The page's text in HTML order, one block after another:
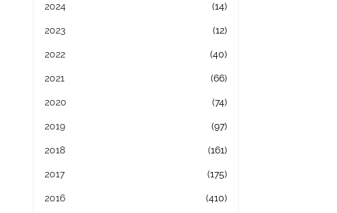
2024 (14)
2023 (12)
2022 (40)
2021 (66)
2020 (74)
2019 (97)
2018 (161)
2017 (175)
2016 (410)